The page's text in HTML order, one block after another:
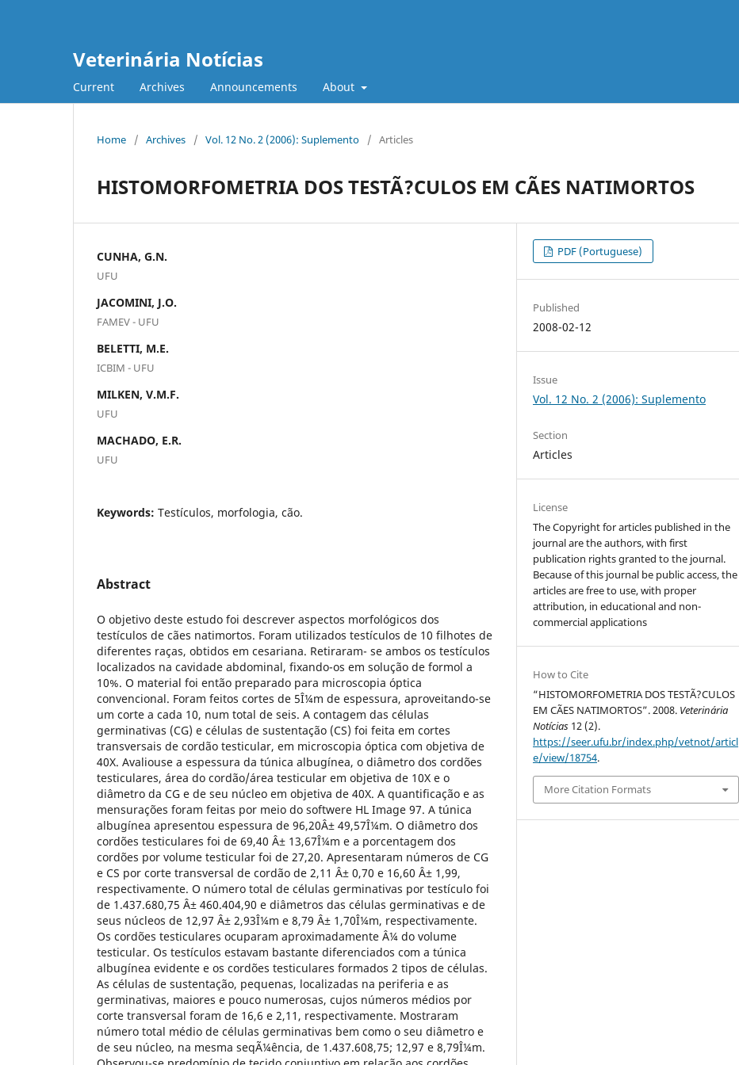
Veterinária Notícias
Current Archives Announcements About
Home / Archives / Vol. 12 No. 2 (2006): Suplemento / Articles
HISTOMORFOMETRIA DOS TESTÃ?CULOS EM CÃES NATIMORTOS
CUNHA, G.N.
UFU
JACOMINI, J.O.
FAMEV - UFU
BELETTI, M.E.
ICBIM - UFU
MILKEN, V.M.F.
UFU
MACHADO, E.R.
UFU
Keywords: Testículos, morfologia, cão.
Abstract
O objetivo deste estudo foi descrever aspectos morfológicos dos
testículos de cães natimortos. Foram utilizados testículos de 10 filhotes de
diferentes raças, obtidos em cesariana. Retiraram- se ambos os testículos
localizados na cavidade abdominal, fixando-os em solução de formol a
10%. O material foi então preparado para microscopia óptica
convencional. Foram feitos cortes de 5Î¼m de espessura, aproveitando-se
um corte a cada 10, num total de seis. A contagem das células
germinativas (CG) e células de sustentação (CS) foi feita em cortes
transversais de cordão testicular, em microscopia óptica com objetiva de
40X. Avaliouse a espessura da túnica albugínea, o diâmetro dos cordões
testiculares, área do cordão/área testicular em objetiva de 10X e o
diâmetro da CG e de seu núcleo em objetiva de 40X. A quantificação e as
mensurações foram feitas por meio do softwere HL Image 97. A túnica
albugínea apresentou espessura de 96,20Â± 49,57Î¼m. O diâmetro dos
cordões testiculares foi de 69,40 Â± 13,67Î¼m e a porcentagem dos
cordões por volume testicular foi de 27,20. Apresentaram números de CG
e CS por corte transversal de cordão de 2,11 Â± 0,70 e 16,60 Â± 1,99,
respectivamente. O número total de células germinativas por testículo foi
de 1.437.680,75 Â± 460.404,90 e diâmetros das células germinativas e de
seus núcleos de 12,97 Â± 2,93Î¼m e 8,79 Â± 1,70Î¼m, respectivamente.
Os cordões testiculares ocuparam aproximadamente Â¼ do volume
testicular. Os testículos estavam bastante diferenciados com a túnica
albugínea evidente e os cordões testiculares formados 2 tipos de células.
As células de sustentação, pequenas, localizadas na periferia e as
germinativas, maiores e pouco numerosas, cujos números médios por
corte transversal foram de 16,6 e 2,11, respectivamente. Mostraram
número total médio de células germinativas bem como o seu diâmetro e
de seu núcleo, na mesma seqÃ¼ência, de 1.437.608,75; 12,97 e 8,79Î¼m.
PDF (Portuguese)
Published
2008-02-12
Issue
Vol. 12 No. 2 (2006): Suplemento
Section
Articles
License
The Copyright for articles published in the
journal are the authors, with first
publication rights granted to the journal.
Because of this journal be public access, the
articles are free to use, with proper
attribution, in educational and non-
commercial applications
How to Cite
“HISTOMORFOMETRIA DOS TESTÃ?CULOS
EM CÃES NATIMORTOS”. 2008. Veterinária
Notícias 12 (2).
https://seer.ufu.br/index.php/vetnot/articl
e/view/18754.
More Citation Formats